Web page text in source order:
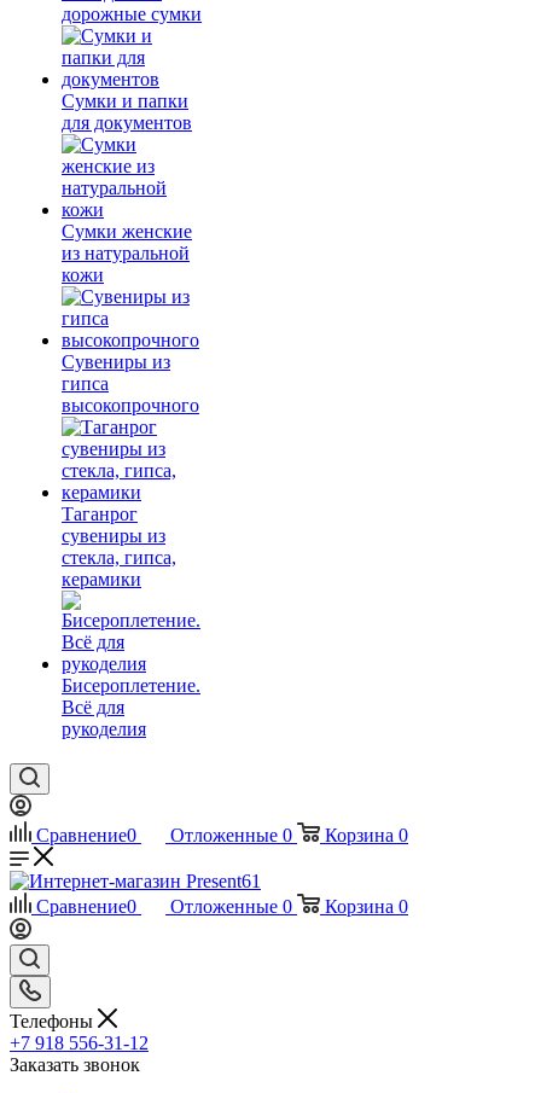
дорожные сумки
Сумки и папки
для документов
Сумки женские
из натуральной
кожи
Сувениры из
гипса
высокопрочного
Таганрог
сувениры из
стекла, гипса,
керамики
Бисероплетение.
Всё для
рукоделия
Сравнение0 Отложенные 0 Корзина 0
Сравнение0 Отложенные 0 Корзина 0
Телефоны
+7 918 556-31-12
Заказать звонок